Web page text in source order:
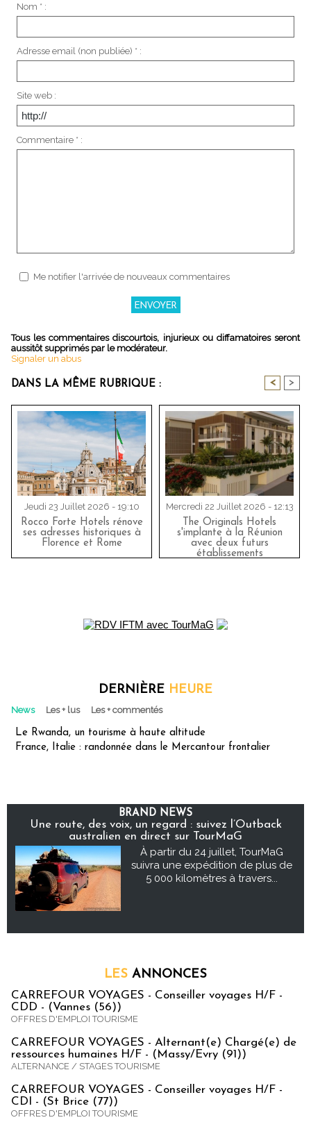
Nom * :
Adresse email (non publiée) * :
Site web :
Commentaire * :
Me notifier l'arrivée de nouveaux commentaires
Tous les commentaires discourtois, injurieux ou diffamatoires seront
aussitôt supprimés par le modérateur.
Signaler un abus
DANS LA MÊME RUBRIQUE : < >
Jeudi 23 Juillet 2026 - 19:10
Rocco Forte Hotels rénove
ses adresses historiques à
Florence et Rome
Mercredi 22 Juillet 2026 - 12:13
The Originals Hotels
s'implante à la Réunion
avec deux futurs
établissements
DERNIÈRE HEURE
News Les + lus Les + commentés
Le Rwanda, un tourisme à haute altitude
France, Italie : randonnée dans le Mercantour frontalier
BRAND NEWS
Une route, des voix, un regard : suivez l’Outback
australien en direct sur TourMaG
À partir du 24 juillet, TourMaG
suivra une expédition de plus de
5 000 kilomètres à travers...
LES ANNONCES
CARREFOUR VOYAGES - Conseiller voyages H/F -
CDD - (Vannes (56))
OFFRES D'EMPLOI TOURISME
CARREFOUR VOYAGES - Alternant(e) Chargé(e) de
ressources humaines H/F - (Massy/Evry (91))
ALTERNANCE / STAGES TOURISME
CARREFOUR VOYAGES - Conseiller voyages H/F -
CDI - (St Brice (77))
OFFRES D'EMPLOI TOURISME